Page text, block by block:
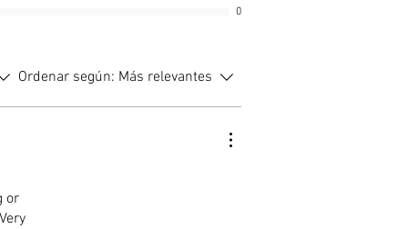
0
Ordenar según: Más relevantes
or